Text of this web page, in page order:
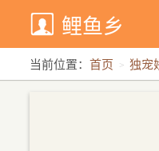
鲤鱼乡
当前位置： 首页 独宠